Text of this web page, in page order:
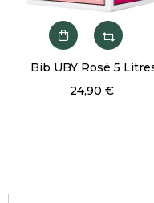
UBY Rosé 5 Litres
24,90 €